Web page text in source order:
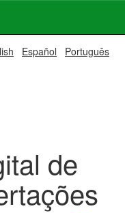
Español Português
de